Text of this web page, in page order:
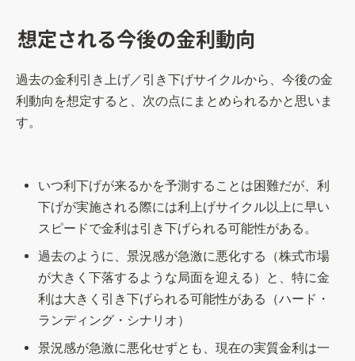
想定される今後の金利動向
過去の金利引き上げ／引き下げサイクルから、今後の金
利動向を想定すると、次の点にまとめられるかと思いま
す。
いつ利下げが来るかを予測することは困難だが、利
下げが実施される際には利上げサイクル以上に早い
スピードで金利は引き下げられる可能性がある。
過去のように、景況感が急激に悪化する（株式市場
が大きく下落するような局面を迎える）と、特に金
利は大きく引き下げられる可能性がある（ハード・
ランディング・シナリオ）
景況感が急激に悪化せずとも、現在の実質金利は一